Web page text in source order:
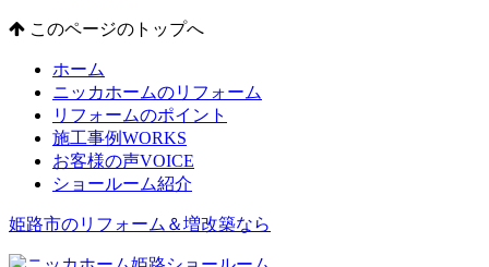
このページのトップへ
ホーム
ニッカホームのリフォーム
リフォームのポイント
施工事例WORKS
お客様の声VOICE
ショールーム紹介
姫路市のリフォーム＆増改築なら